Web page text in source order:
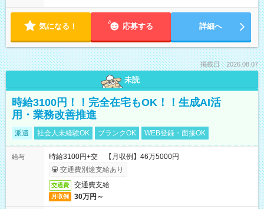
気になる！ 応募する 詳細へ
掲載日：2026.08.07
未読
時給3100円！！完全在宅もOK！！生成AI活
用・業務改善推進
派遣 社会人未経験OK ブランクOK WEB登録・面接OK
給与
時給3100円+交 【月収例】46万5000円
交通費別途支給あり
交通費 交通費支給
月収例 30万円～